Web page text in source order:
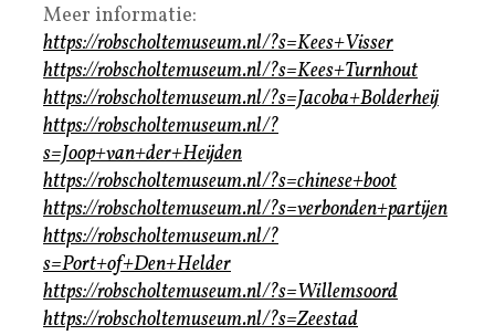
Meer informatie:
https://robscholtemuseum.nl/?s=Kees+Visser
https://robscholtemuseum.nl/?s=Kees+Turnhout
https://robscholtemuseum.nl/?s=Jacoba+Bolderheij
https://robscholtemuseum.nl/?
s=Joop+van+der+Heijden
https://robscholtemuseum.nl/?s=chinese+boot
https://robscholtemuseum.nl/?s=verbonden+partijen
https://robscholtemuseum.nl/?
s=Port+of+Den+Helder
https://robscholtemuseum.nl/?s=Willemsoord
https://robscholtemuseum.nl/?s=Zeestad